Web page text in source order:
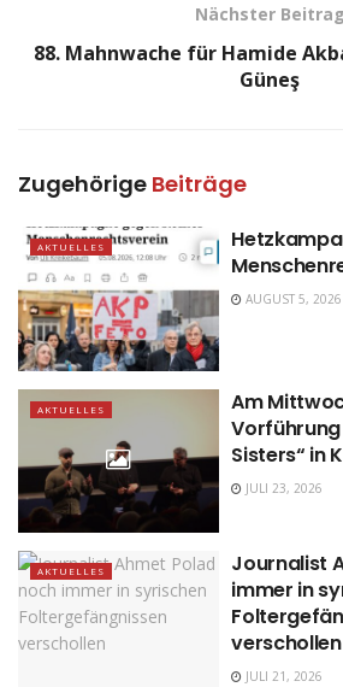
Nächster Beitrag
88. Mahnwache für Hamide
Güneş
Zugehörige Beiträge
AKTUELLES
AUGUST 5, 2026
AKTUELLES
Am
Vorführung
Sisters“ in
JULI 23, 2026
AKTUELLES
Journalist
immer in
verschollen
JULI 21, 2026